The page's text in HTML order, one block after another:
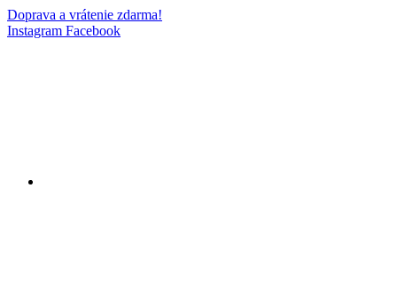
Doprava a vrátenie zdarma!
Instagram Facebook